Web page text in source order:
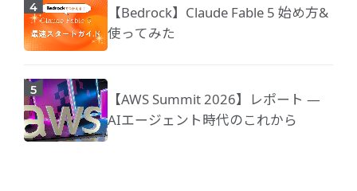
【Bedrock】Claude Fable 5 始め方&
使ってみた
【AWS Summit 2026】レポート ―
AIエージェント時代のこれから